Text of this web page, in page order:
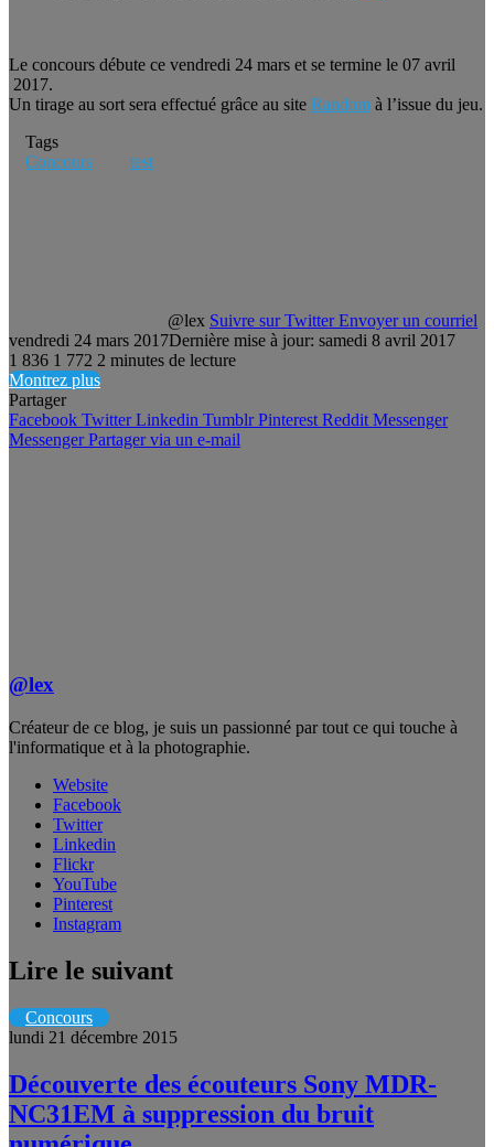
Le concours débute ce vendredi 24 mars et se termine le 07 avril
2017.
Un tirage au sort sera effectué grâce au site Random à l’issue du jeu.
Tags
Concours
test
@lex Suivre sur Twitter Envoyer un courriel
vendredi 24 mars 2017Dernière mise à jour: samedi 8 avril 2017
1 836 1 772 2 minutes de lecture
Montrez plus
Partager
Facebook Twitter Linkedin Tumblr Pinterest Reddit Messenger
Messenger Partager via un e-mail
@lex
Créateur de ce blog, je suis un passionné par tout ce qui touche à
l'informatique et à la photographie.
Website
Facebook
Twitter
Linkedin
Flickr
YouTube
Pinterest
Instagram
Lire le suivant
Concours
lundi 21 décembre 2015
Découverte des écouteurs Sony MDR-
NC31EM à suppression du bruit